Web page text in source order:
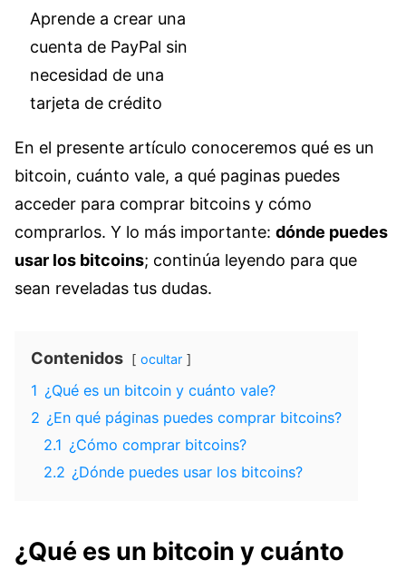
Aprende a crear una
cuenta de PayPal sin
necesidad de una
tarjeta de crédito
En el presente artículo conoceremos qué es un
bitcoin, cuánto vale, a qué paginas puedes
acceder para comprar bitcoins y cómo
comprarlos. Y lo más importante: dónde puedes
usar los bitcoins; continúa leyendo para que
sean reveladas tus dudas.
Contenidos ocultar
1 ¿Qué es un bitcoin y cuánto vale?
2 ¿En qué páginas puedes comprar bitcoins?
2.1 ¿Cómo comprar bitcoins?
2.2 ¿Dónde puedes usar los bitcoins?
¿Qué es un bitcoin y cuánto